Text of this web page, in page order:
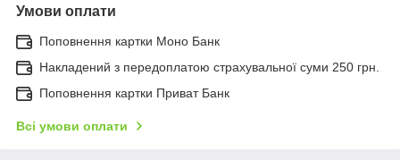
Умови оплати
Поповнення картки Моно Банк
Накладений з передоплатою страхувальної суми 250 грн.
Поповнення картки Приват Банк
Всі умови оплати